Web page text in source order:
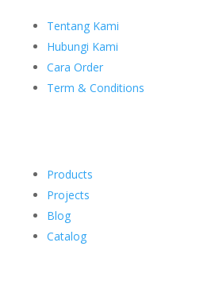
Tentang Kami
Hubungi Kami
Cara Order
Term & Conditions
Products
Projects
Blog
Catalog